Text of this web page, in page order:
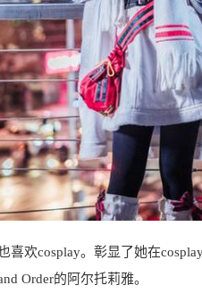
喜欢cosplay。彰显了她在
Order的阿尔托莉雅。